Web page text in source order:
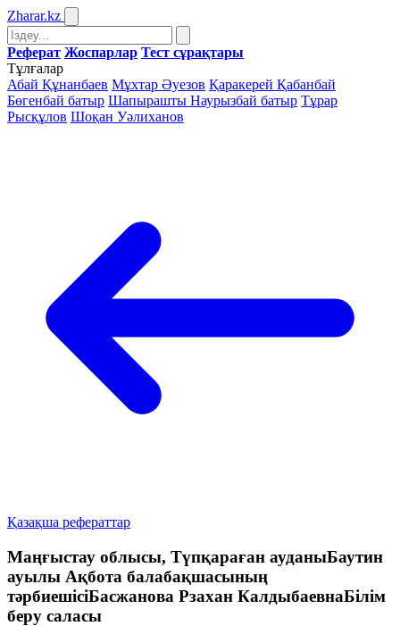
Zharar.kz
Реферат Жоспарлар Тест сұрақтары
Тұлғалар
Абай Құнанбаев Мұхтар Әуезов Қаракерей Қабанбай
Бөгенбай батыр Шапырашты Наурызбай батыр Тұрар
Рысқұлов Шоқан Уәлиханов
Қазақша рефераттар
Маңғыстау облысы, Түпқараған ауданыБаутин
ауылы Ақбота балабақшасының
тәрбиешісіБасжанова Рзахан КалдыбаевнаБілім
беру саласы